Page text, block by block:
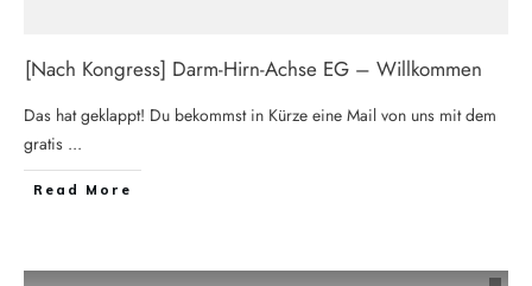
[Nach Kongress] Darm-Hirn-Achse EG – Willkommen
Das hat geklappt! Du bekommst in Kürze eine Mail von uns mit dem
gratis ...
Read More